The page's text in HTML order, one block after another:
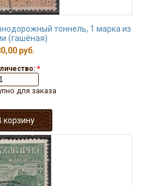
тоннель, 1 марка из
(гашёная)
руб.
*
для заказа